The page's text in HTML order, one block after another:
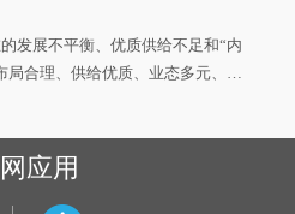
发展不平衡、优质供给不足和“内
局合理、供给优质、业态多元、智
应用